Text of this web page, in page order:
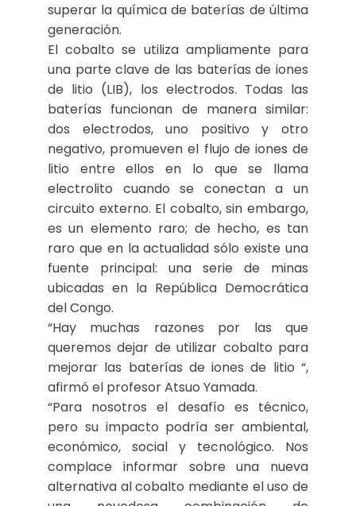
superar la química de baterías de última
generación.
El cobalto se utiliza ampliamente para
una parte clave de las baterías de iones
de litio (LIB), los electrodos. Todas las
baterías funcionan de manera similar:
dos electrodos, uno positivo y otro
negativo, promueven el flujo de iones de
litio entre ellos en lo que se llama
electrolito cuando se conectan a un
circuito externo. El cobalto, sin embargo,
es un elemento raro; de hecho, es tan
raro que en la actualidad sólo existe una
fuente principal: una serie de minas
ubicadas en la República Democrática
del Congo.
“Hay muchas razones por las que
queremos dejar de utilizar cobalto para
mejorar las baterías de iones de litio “,
afirmó el profesor Atsuo Yamada.
“Para nosotros el desafío es técnico,
pero su impacto podría ser ambiental,
económico, social y tecnológico. Nos
complace informar sobre una nueva
alternativa al cobalto mediante el uso de